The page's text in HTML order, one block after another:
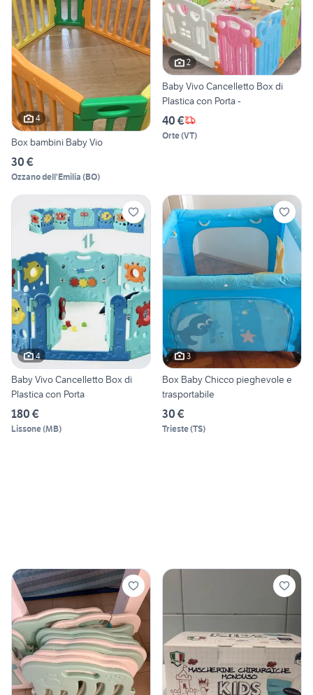
4
Box bambini Baby Vio
30 €
Ozzano dell'Emilia (BO)
2
Baby Vivo Cancelletto Box di
Plastica con Porta -
40 €
Orte(VT)
4
Baby Vivo Cancelletto Box di
Plastica con Porta
180 €
Lissone(MB)
3
Box Baby Chicco pieghevole e
trasportabile
30 €
Trieste(TS)